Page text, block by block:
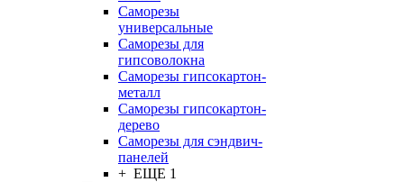
Саморезы
универсальные
Саморезы для
гипсоволокна
Саморезы гипсокартон-
металл
Саморезы гипсокартон-
дерево
Саморезы для сэндвич-
панелей
+ ЕЩЕ 1